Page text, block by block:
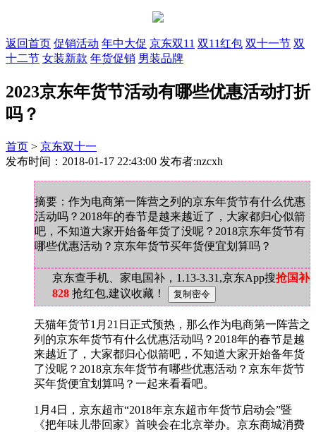
返回首页 促销活动 年中大促 京东双11 双11红包 双十一节 双
十二节 女装新款 年货促销 男装品牌
2023京东年货节活动有哪些优惠活动打折
吗？
首页 > 京东双十一
发布时间：2018-01-17 22:43:00 发布者:nzcxh
摘要：作为电商第一阵营之列的京东年货节有什么优惠
活动吗？2018年的春节是越来越近了，大家都归心似箭
吧，不知道大家开始备年货了没呢？2018京东年货节有
哪些优惠活动？京东年货节买年货便宜划算吗？
京东查手机、家电国补，1.13-3.31,京东App搜抢国补
828 抢红包,建议收藏！
天猫年货节1月21日正式预热，那么作为电商第一阵营之
列的京东年货节有什么优惠活动吗？2018年的春节是越
来越近了，大家都归心似箭吧，不知道大家开始备年货
了没呢？2018京东年货节有哪些优惠活动？京东年货节
买年货便宜划算吗？一起来看看吧。
1月4日，京东超市“2018年京东超市年货节启动会”暨
《把年味儿带回家》首映会在北京举办。京东商城消费